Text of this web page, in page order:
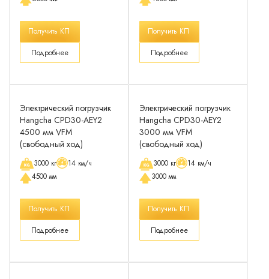
Получить КП
Подробнее
Получить КП
Подробнее
Электрический погрузчик
Hangcha CPD30-AEY2
4500 мм VFM
(свободный ход)
3000 кг
14 км/ч
4500 мм
Получить КП
Подробнее
Электрический погрузчик
Hangcha CPD30-AEY2
3000 мм VFM
(свободный ход)
3000 кг
14 км/ч
3000 мм
Получить КП
Подробнее